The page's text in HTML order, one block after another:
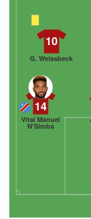
14
Vital Manuel
N'Simba
10
G. Weissbeck